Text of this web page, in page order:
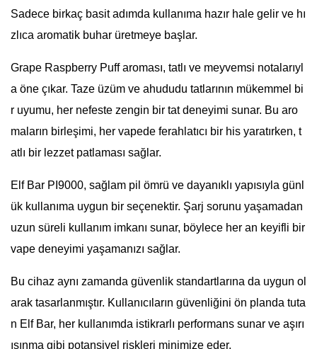
Sadece birkaç basit adımda kullanıma hazır hale gelir ve hı
zlıca aromatik buhar üretmeye başlar.
Grape Raspberry Puff aroması, tatlı ve meyvemsi notalarıyl
a öne çıkar. Taze üzüm ve ahududu tatlarının mükemmel bi
r uyumu, her nefeste zengin bir tat deneyimi sunar. Bu aro
maların birleşimi, her vapede ferahlatıcı bir his yaratırken, t
atlı bir lezzet patlaması sağlar.
Elf Bar PI9000, sağlam pil ömrü ve dayanıklı yapısıyla günl
ük kullanıma uygun bir seçenektir. Şarj sorunu yaşamadan
uzun süreli kullanım imkanı sunar, böylece her an keyifli bir
vape deneyimi yaşamanızı sağlar.
Bu cihaz aynı zamanda güvenlik standartlarına da uygun ol
arak tasarlanmıştır. Kullanıcıların güvenliğini ön planda tuta
n Elf Bar, her kullanımda istikrarlı performans sunar ve aşırı
ısınma gibi potansiyel riskleri minimize eder.